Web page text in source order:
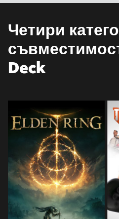
Четири
Deck